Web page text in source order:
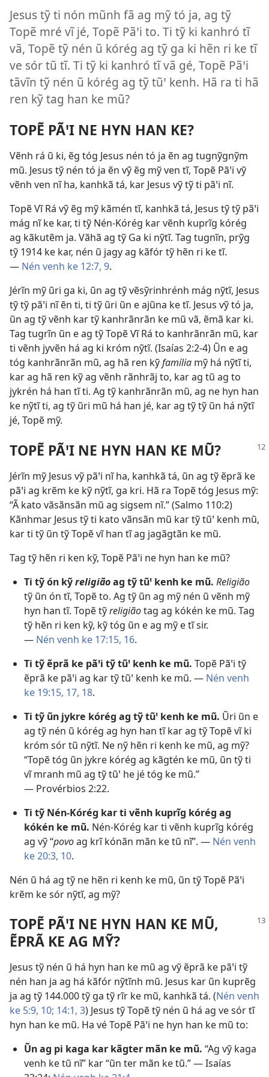
Jesus tỹ ti nón mũnh fã ag mỹ tó ja, ag tỹ
Topẽ mré vĩ jé, Topẽ Pãꞌi to. Ti tỹ ki kanhró tĩ
vã, Topẽ tỹ nén ũ kórég ag tỹ ga ki hẽn ri ke tĩ
ve sór tũ tĩ. Ti tỹ ki kanhró tĩ vã gé, Topẽ Pãꞌi
tãvĩn tỹ nén ũ kórég ag tỹ tũꞌ kenh. Hã ra ti hã
ren kỹ tag han ke mũ?
TOPẼ PÃꞌI NE HYN HAN KE?
Vẽnh rá ũ ki, ẽg tóg Jesus nén tó ja ẽn ag tugnỹgnỹm
mũ. Jesus tỹ nén tó ja ẽn vỹ ẽg mỹ ven tĩ, Topẽ Pãꞌi vỹ
vẽnh ven nĩ ha, kanhkã tá, kar Jesus vỹ tỹ ti pãꞌi nĩ.
Topẽ Vĩ Rá vỹ ẽg mỹ kãmén tĩ, kanhkã tá, Jesus tỹ tỹ pãꞌi
mág nĩ ke kar, ti tỹ Nén-Kórég kar vẽnh kuprĩg kórég
ag kãkutẽm ja. Vãhã ag tỹ Ga ki nỹtĩ. Tag tugnĩn, prỹg
tỹ 1914 ke kar, nén ũ jagy ag kãfór tỹ hẽn ri ke tĩ.
— Nén venh ke 12:7, 9.
Jérĩn mỹ ũri ga ki, ũn ag tỹ vẽsỹrinhrénh mág nỹtĩ, Jesus
tỹ tỹ pãꞌi nĩ ẽn ti, ti tỹ ũri ũn e ajũna ke tĩ. Jesus vỹ tó ja,
ũn ag tỹ vẽnh kar tỹ kanhrãnrãn ke mũ vã, ẽmã kar ki.
Tag tugrĩn ũn e ag tỹ Topẽ Vĩ Rá to kanhrãnrãn mũ, kar
ti vẽnh jyvẽn há ag ki króm nỹtĩ. (Isaías 2:2-4) Ũn e ag
tóg kanhrãnrãn mũ, ag hã ren kỹfamília mỹ há nỹtĩ ti,
kar ag hã ren kỹ ag vẽnh rãnhrãj to, kar ag tũ ag to
jykrén há han tĩ ti. Ag tỹ kanhrãnrãn mũ, ag ne hyn han
ke nỹtĩ ti, ag tỹ ũri mũ há han jé, kar ag tỹ tỹ ũn há nỹtĩ
jé, Topẽ mỹ.
TOPẼ PÃꞌI NE HYN HAN KE MŨ?
Jérĩn mỹ Jesus vỹ pãꞌi nĩ ha, kanhkã tá, ũn ag tỹ ẽprã ke
pãꞌi ag krẽm ke kỹ nỹtĩ, ga kri. Hã ra Topẽ tóg Jesus mỹ:
“Ã kato vãsãnsãn mũ ag sigsem nĩ.” (Salmo 110:2)
Kãnhmar Jesus tỹ ti kato vãnsãn mũ kar tỹ tũꞌ kenh mũ,
kar ti tỹ ũn tỹ Topẽ vĩ han tĩ ag jagãgtãn ke mũ.
Tag tỹ hẽn ri ken kỹ, Topẽ Pãꞌi ne hyn han ke mũ?
Ti tỹ ón kỹreligiãoag tỹ tũꞌ kenh ke mũ. Religião
tỹ ũn ón tĩ, Topẽ to. Ag tỹ ũn ag mỹ nén ũ vẽnh mỹ
hyn han tĩ. Topẽ tỹreligiãotag ag kókén ke mũ. Tag
tỹ hẽn ri ken kỹ, kỹ tóg ũn e ag mỹ e tĩ sir.
— Nén venh ke 17:15, 16.
Ti tỹ ẽprã ke pãꞌi tỹ tũꞌ kenh ke mũ. Topẽ Pãꞌi tỹ
ẽprã ke pãꞌi ag kar tỹ tũꞌ kenh ke mũ. — Nén venh
ke 19:15, 17, 18.
Ti tỹ ũn jykre kórég ag tỹ tũꞌ kenh ke mũ. Ũri ũn e
ag tỹ nén ũ kórég ag hyn han tĩ kar ag tỹ Topẽ vĩ ki
króm sór tũ nỹtĩ. Ne nỹ hẽn ri kenh ke mũ, ag mỹ?
“Topẽ tóg ũn jykre kórég ag kãgtén ke mũ, ũn tỹ ti
vĩ mranh mũ ag tỹ tũꞌ he jé tóg ke mũ.”
— Provérbios 2:22.
Ti tỹ Nén-Kórég kar ti vẽnh kuprĩg kórég ag
kókén ke mũ. Nén-Kórég kar ti vẽnh kuprĩg kórég
ag vỹ “povoag krĩ kónãn mãn ke tũ nĩ”. — Nén venh
ke 20:3, 10.
Nén ũ há ag tỹ ne hẽn ri kenh ke mũ, ũn tỹ Topẽ Pãꞌi
krẽm ke sór nỹtĩ, ag mỹ?
TOPẼ PÃꞌI NE HYN HAN KE MŨ,
ẼPRÃ KE AG MỸ?
Jesus tỹ nén ũ há hyn han ke mũ ag vỹ ẽprã ke pãꞌi tỹ
nén han ja ag há kãfór nỹtĩnh mũ. Jesus kar ũn kuprẽg
ja ag tỹ 144.000 tỹ ga tỹ rĩr ke mũ, kanhkã tá. (Nén venh
ke 5:9, 10; 14:1, 3) Jesus tỹ Topẽ tỹ nén ũ há ag ve sór tĩ
hyn han ke mũ. Ha vé Topẽ Pãꞌi ne hyn han ke mũ to:
Ũn ag pi kaga kar kãgter mãn ke mũ. “Ag vỹ kaga
venh ke tũ nĩ” kar “ũn ter mãn ke tũ.” —Isaías